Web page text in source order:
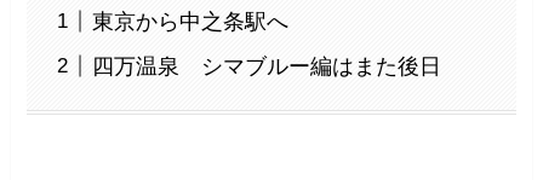
東京から中之条駅へ
四万温泉 シマブルー編はまた後日